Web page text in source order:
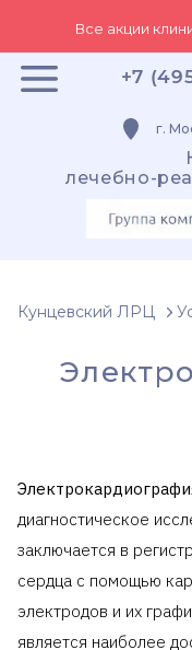
Все акции
+7
г.
лечебно-
Кунцевский ЛРЦ
диагностическое
заключается в
сердца с помощью
электродов и их
является наиболее